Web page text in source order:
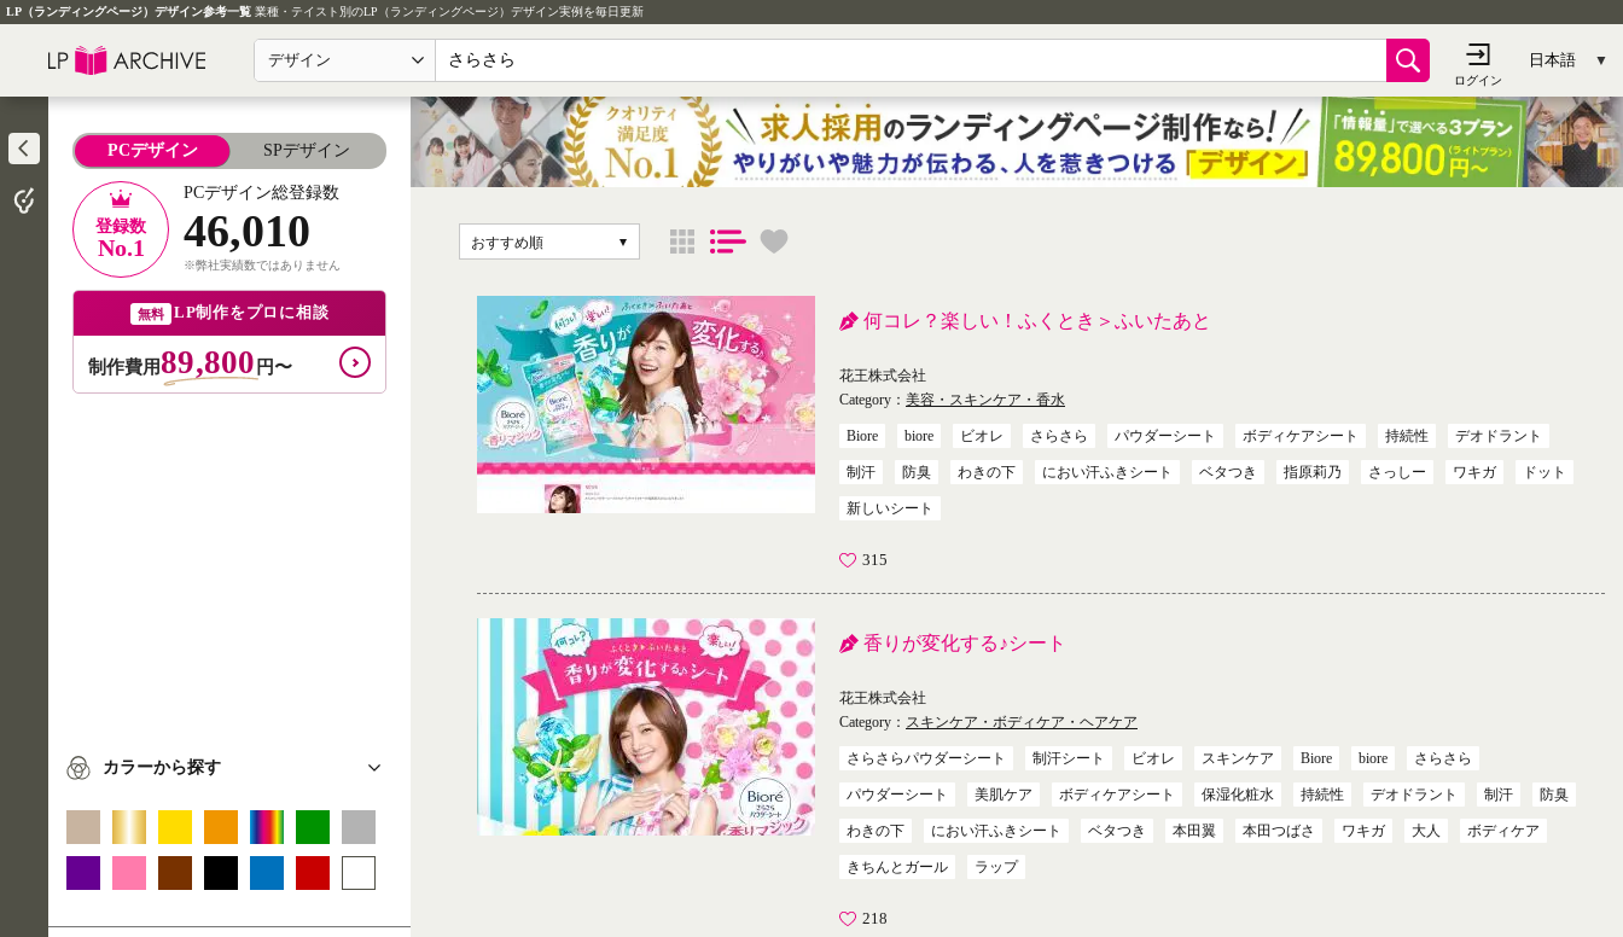
LP（ランディングページ）デザイン参考一覧 業種・テイスト別のLP（ランディングページ）デザイン実例を毎日更新
デザイン
PCデザイン SPデザイン
登録数
No.1
PCデザイン総登録数
46,010
※弊社実績数ではありません
無料 LP制作をプロに相談
制作費用89,800 円〜
カラーから探す
おすすめ順
何コレ？楽しい！ふくとき＞ふいたあと
花王株式会社
Category： 美容・スキンケア・香水
Biore biore ビオレ さらさら パウダーシート ボディケアシート 持続性 デオドラント
制汗 防臭 わきの下 におい汗ふきシート ベタつき 指原莉乃 さっしー ワキガ ドット
新しいシート
315
香りが変化する♪シート
花王株式会社
Category： スキンケア・ボディケア・ヘアケア
さらさらパウダーシート 制汗シート ビオレ スキンケア Biore biore さらさら
パウダーシート 美肌ケア ボディケアシート 保湿化粧水 持続性 デオドラント 制汗 防臭
わきの下 におい汗ふきシート ベタつき 本田翼 本田つばさ ワキガ 大人 ボディケア
きちんとガール ラップ
218